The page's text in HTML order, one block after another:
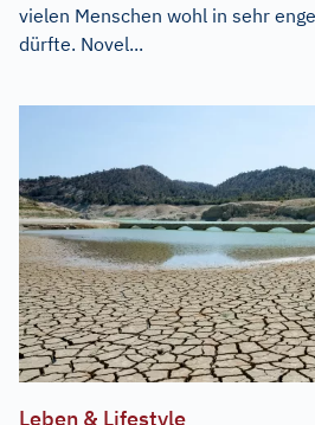
vielen Menschen wohl in sehr
dürfte. Novel...
Leben & Lifestyle